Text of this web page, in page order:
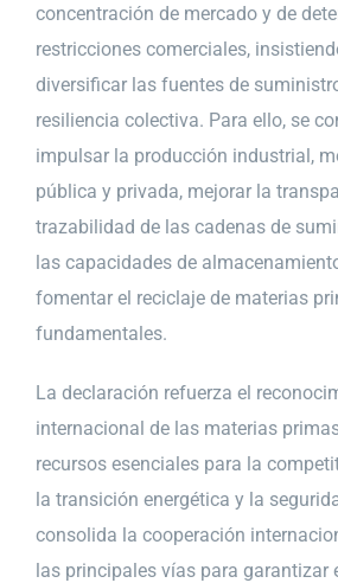
concentración de mercado y de
restricciones comerciales,
diversificar las fuentes de
resiliencia colectiva. Para ello, se
impulsar la producción industrial,
pública y privada, mejorar la
trazabilidad de las cadenas de
las capacidades de
fomentar el reciclaje de materias
fundamentales.
La declaración refuerza el
internacional de las materias
recursos esenciales para la
la transición energética y la
consolida la cooperación
las principales vías para garantizar